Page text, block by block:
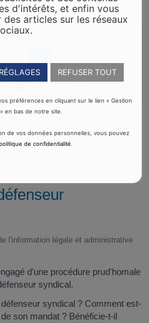
ce qu'un défenseur syndical ?
l'information légale et administrative
d'une procédure prud'homale
syndical.
syndical ? Comment est-
son mandat ? Bénéficie-t-il
d'intérêts, et enfin vous
articles sur les réseaux
RÉGLAGES REFUSER TOUT
préférences en cliquant sur le lien « Gestion
en bas de notre site.
de vos données personnelles, vous pouvez
de confidentialité